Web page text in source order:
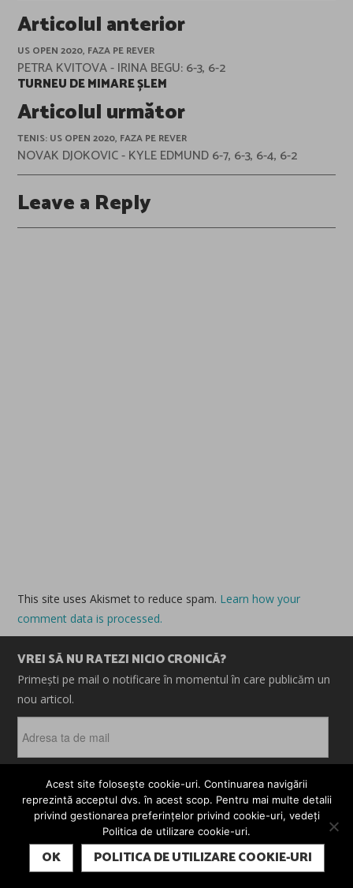
Post
navigation
Articolul anterior
US OPEN 2020, FAZA PE REVER
PETRA KVITOVA - IRINA BEGU: 6-3, 6-2
TURNEU DE MIMARE ȘLEM
Articolul următor
TENIS: US OPEN 2020, FAZA PE REVER
NOVAK DJOKOVIC - KYLE EDMUND 6-7, 6-3, 6-4, 6-2
Leave a Reply
This site uses Akismet to reduce spam. Learn how your
comment data is processed.
VREI SĂ NU RATEZI NICIO CRONICĂ?
Primești pe mail o notificare în momentul în care publicăm un
nou articol.
ta
de
ABONEAZĂ-TE
© 2026 CRONICI. SATIRE. ȘARJE. TOATE DREPTURILE
REZERVATE. CRONICI.RO ESTE UN PROIECT MESTER
SUBSCRIBE
Acest site folosește cookie-uri. Continuarea navigării
reprezintă acceptul dvs. în acest scop. Pentru mai multe detalii
privind gestionarea preferințelor privind cookie-uri, vedeți
Politica de utilizare cookie-uri.
OK POLITICA DE UTILIZARE COOKIE-URI